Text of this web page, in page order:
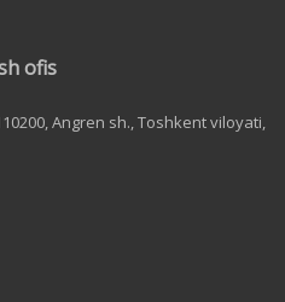
ofis
Angren sh., Toshkent viloyati,